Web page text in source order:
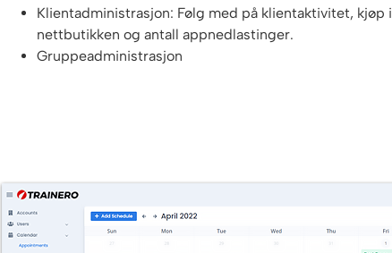
Klientadministrasjon: Følg med på klientaktivitet, kjøp i
nettbutikken og antall appnedlastinger.
Gruppeadministrasjon